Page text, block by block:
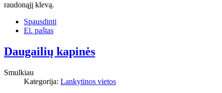
raudonąjį klevą.
Spausdinti
El. paštas
Daugailių kapinės
Smulkiau
Kategorija: Lankytinos vietos